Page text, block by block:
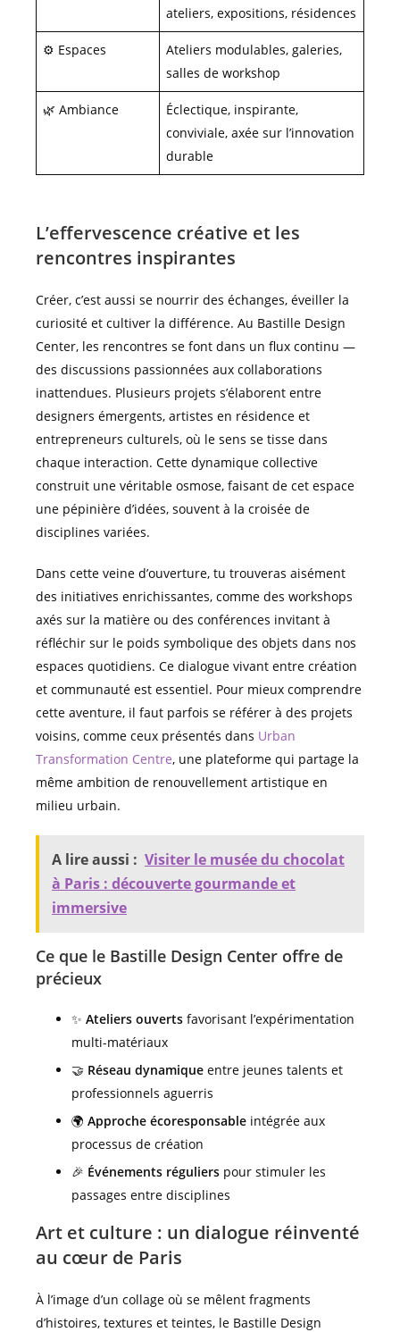
ateliers, expositions, résidences
⚙️ Espaces
Ateliers modulables, galeries,
salles de workshop
🌿 Ambiance
Éclectique, inspirante,
conviviale, axée sur l’innovation
durable
L’effervescence créative et les
rencontres inspirantes
Créer, c’est aussi se nourrir des échanges, éveiller la
curiosité et cultiver la différence. Au Bastille Design
Center, les rencontres se font dans un flux continu —
des discussions passionnées aux collaborations
inattendues. Plusieurs projets s’élaborent entre
designers émergents, artistes en résidence et
entrepreneurs culturels, où le sens se tisse dans
chaque interaction. Cette dynamique collective
construit une véritable osmose, faisant de cet espace
une pépinière d’idées, souvent à la croisée de
disciplines variées.
Dans cette veine d’ouverture, tu trouveras aisément
des initiatives enrichissantes, comme des workshops
axés sur la matière ou des conférences invitant à
réfléchir sur le poids symbolique des objets dans nos
espaces quotidiens. Ce dialogue vivant entre création
et communauté est essentiel. Pour mieux comprendre
cette aventure, il faut parfois se référer à des projets
voisins, comme ceux présentés dans Urban
Transformation Centre, une plateforme qui partage la
même ambition de renouvellement artistique en
milieu urbain.
A lire aussi : Visiter le musée du chocolat
à Paris : découverte gourmande et
immersive
Ce que le Bastille Design Center offre de
précieux
✨ Ateliers ouverts favorisant l’expérimentation
multi-matériaux
🤝 Réseau dynamique entre jeunes talents et
professionnels aguerris
🌍 Approche écoresponsable intégrée aux
processus de création
🎉 Événements réguliers pour stimuler les
passages entre disciplines
Art et culture : un dialogue réinventé
au cœur de Paris
À l’image d’un collage où se mêlent fragments
d’histoires, textures et teintes, le Bastille Design